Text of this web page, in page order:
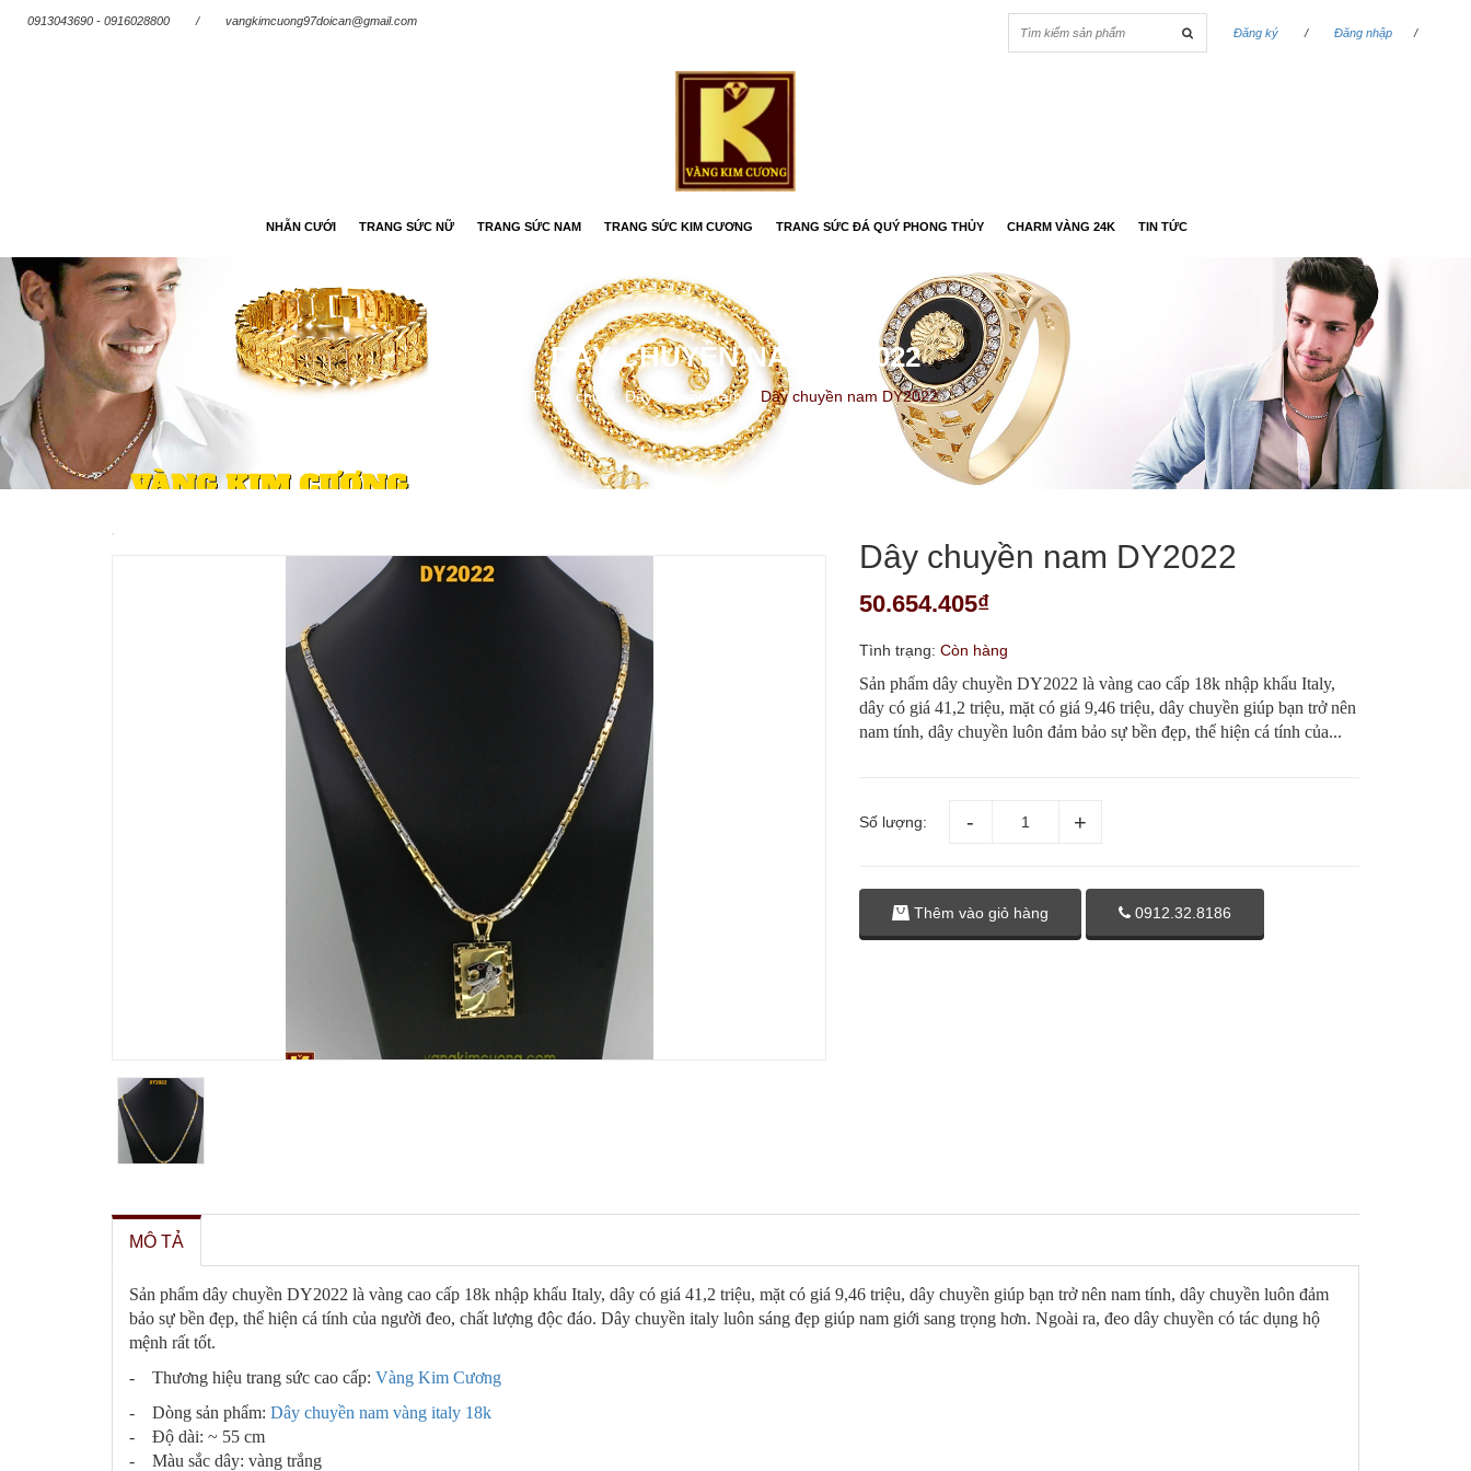
0913043690 - 0916028800 /
vangkimcuong97doican@gmail.com
Đăng ký
/ Đăng nhập /
NHẪN CƯỚI TRANG SỨC NỮ TRANG SỨC NAM TRANG SỨC KIM CƯƠNG TRANG SỨC ĐÁ QUÝ PHONG THỦY CHARM VÀNG 24K TIN TỨC
DÂY CHUYỀN NAM DY2022
Trang chủ Dây chuyền nam Dây chuyền nam DY2022
Dây chuyền nam DY2022
50.654.405₫
Tình trạng: Còn hàng
Sản phẩm dây chuyền DY2022 là vàng cao cấp 18k nhập khẩu Italy,
dây có giá 41,2 triệu, mặt có giá 9,46 triệu, dây chuyền giúp bạn trở nên
nam tính, dây chuyền luôn đảm bảo sự bền đẹp, thể hiện cá tính của...
Số lượng:
Thêm vào giỏ hàng 0912.32.8186
MÔ TẢ
Sản phẩm dây chuyền DY2022 là vàng cao cấp 18k nhập khẩu Italy, dây có giá 41,2 triệu, mặt có giá 9,46 triệu, dây chuyền giúp bạn trở nên nam tính, dây chuyền luôn đảm
bảo sự bền đẹp, thể hiện cá tính của người đeo, chất lượng độc đáo. Dây chuyền italy luôn sáng đẹp giúp nam giới sang trọng hơn. Ngoài ra, đeo dây chuyền có tác dụng hộ
mệnh rất tốt.
- Thương hiệu trang sức cao cấp: Vàng Kim Cương
- Dòng sản phẩm: Dây chuyền nam vàng italy 18k
- Độ dài: ~ 55 cm
- Màu sắc dây: vàng trắng